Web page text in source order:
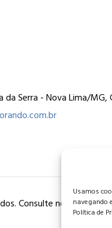
Usamos
navegando
Política de
Serra - Nova Lima/
Consulte nossapolítica